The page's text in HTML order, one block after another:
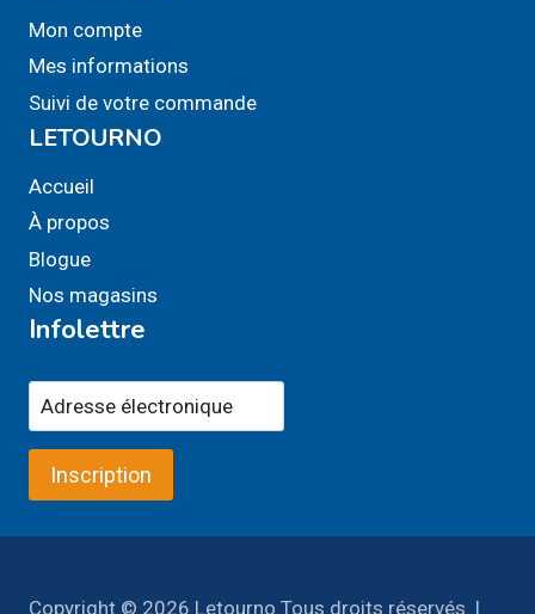
Mon compte
Mes informations
Suivi de votre commande
LETOURNO
Accueil
À propos
Blogue
Nos magasins
Infolettre
Inscription
Copyright © 2026 Letourno Tous droits réservés. |